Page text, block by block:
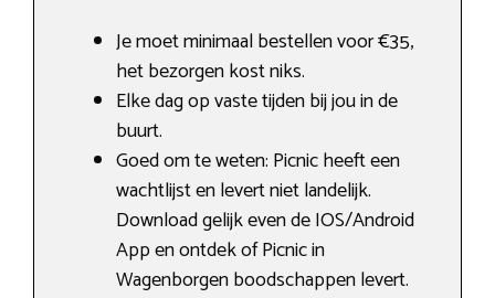
Je moet minimaal bestellen voor €35,
het bezorgen kost niks.
Elke dag op vaste tijden bij jou in de
buurt.
Goed om te weten: Picnic heeft een
wachtlijst en levert niet landelijk.
Download gelijk even de IOS/Android
App en ontdek of Picnic in
Wagenborgen boodschappen levert.